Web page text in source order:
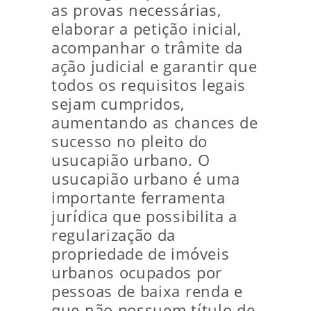
as provas necessárias,
elaborar a petição inicial,
acompanhar o trâmite da
ação judicial e garantir que
todos os requisitos legais
sejam cumpridos,
aumentando as chances de
sucesso no pleito do
usucapião urbano. O
usucapião urbano é uma
importante ferramenta
jurídica que possibilita a
regularização da
propriedade de imóveis
urbanos ocupados por
pessoas de baixa renda e